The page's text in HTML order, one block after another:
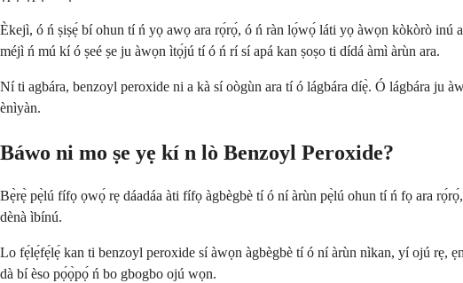
Èkejì, ó ń ṣiṣẹ́ bí ohun tí ń yọ awọ ara rọ́rọ́, ó ń ràn lọ́wọ́ láti yọ àwọn kòkòrò
méjì ń mú kí ó ṣeé ṣe ju àwọn ìtọ́jú tí ó ń rí sí apá kan ṣoṣo ti dídá àmì àrùn ara.
Ní ti agbára, benzoyl peroxide ni a kà sí oògùn ara tí ó lágbára díẹ̀. Ó lágbára ju
ènìyàn.
Báwo ni mo ṣe yẹ kí n lò Benzoyl Peroxide?
Bẹ̀rẹ̀ pẹ̀lú fífọ ọwọ́ rẹ dáadáa àti fífọ àgbègbè tí ó ní àrùn pẹ̀lú ohun tí ń fọ ara
dènà ìbínú.
Lo fẹ́lẹ́fẹ́lẹ́ kan ti benzoyl peroxide sí àwọn àgbègbè tí ó ní àrùn nìkan, yí ojú rẹ,
dà bí èso pọ́ọ̀pọ́ ń bo gbogbo ojú wọn.